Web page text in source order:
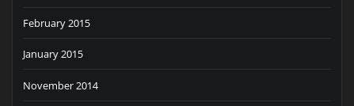
February 2015
January 2015
November 2014